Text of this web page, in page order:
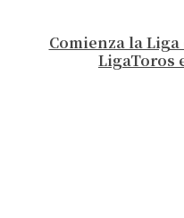
Comienza la
LigaToros